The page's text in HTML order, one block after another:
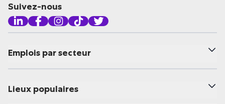
Suivez-nous
Emplois par secteur
Lieux populaires